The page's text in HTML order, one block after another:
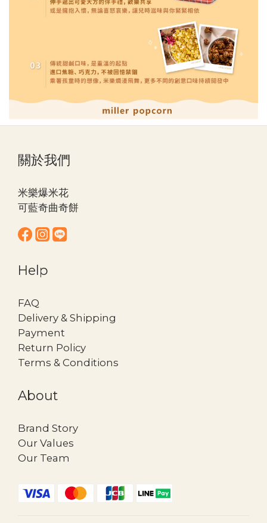
關於我們
米樂爆米花
可藍奇曲奇餅
Help
FAQ
Delivery & Shipping
Payment
Return Policy
Terms & Conditions
About
Brand Story
Our Values
Our Team